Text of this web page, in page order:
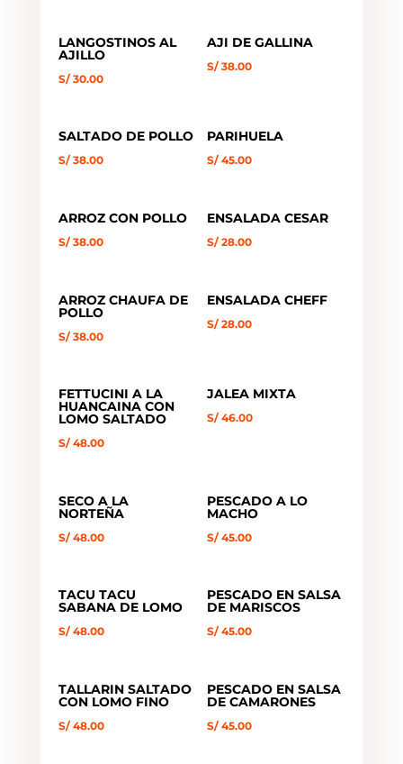
LANGOSTINOS AL
AJILLO
S/30.00
AJI DE GALLINA
S/ 38.00
SALTADO DE POLLO
S/38.00
PARIHUELA
S/ 45.00
ARROZ CON POLLO
S/38.00
ENSALADA CESAR
S/ 28.00
ARROZ CHAUFA DE
POLLO
S/38.00
ENSALADA CHEFF
S/ 28.00
FETTUCINI A LA
HUANCAINA CON
LOMO SALTADO
S/48.00
JALEA MIXTA
S/ 46.00
SECO A LA
NORTEÑA
S/48.00
PESCADO A LO
MACHO
S/ 45.00
TACU TACU
SABANA DE LOMO
S/48.00
PESCADO EN SALSA
DE MARISCOS
S/ 45.00
TALLARIN SALTADO
CON LOMO FINO
S/48.00
PESCADO EN SALSA
DE CAMARONES
S/ 45.00